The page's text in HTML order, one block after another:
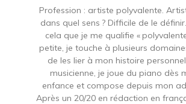
Profession : artiste polyvalente.
dans quel sens ? Difficile de le
cela que je me qualifie «
petite, je touche à plusieurs
de les lier à mon histoire
musicienne, je joue du piano dès
enfance et compose depuis mon
Après un 20/20 en rédaction en